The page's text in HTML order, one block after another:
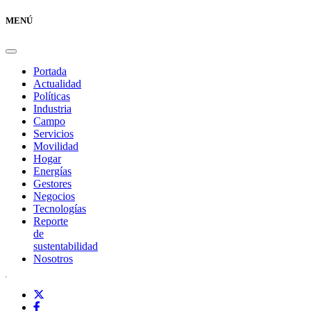
MENÚ
Portada
Actualidad
Políticas
Industria
Campo
Servicios
Movilidad
Hogar
Energías
Gestores
Negocios
Tecnologías
Reporte
de
sustentabilidad
Nosotros